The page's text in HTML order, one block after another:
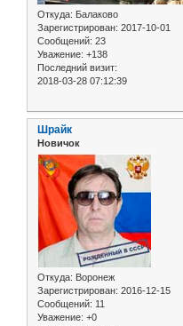
Откуда: Балаково
Зарегистрирован: 2017-10-01
Сообщений: 23
Уважение: +138
Последний визит:
2018-03-28 07:12:39
Шрайк
Новичок
Откуда: Воронеж
Зарегистрирован: 2016-12-15
Сообщений: 11
Уважение: +0